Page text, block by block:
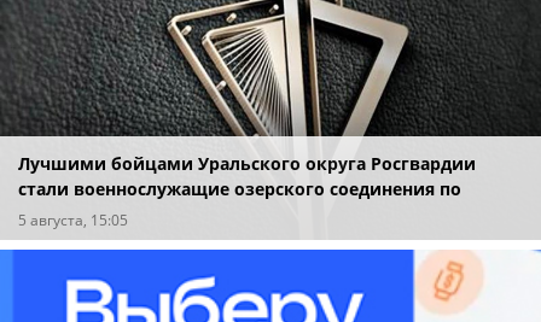
Лучшими бойцами Уральского округа Росгвардии
стали военнослужащие озерского соединения по
охране важных государственных объектов
5 августа, 15:05